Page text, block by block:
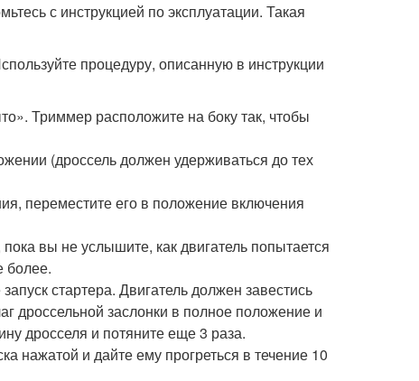
с инструкцией по эксплуатации. Такая
процедуру, описанную в инструкции
Триммер расположите на боку так, чтобы
(дроссель должен удерживаться до тех
переместите его в положение включения
вы не услышите, как двигатель попытается
более.
стартера. Двигатель должен завестись
дроссельной заслонки в полное положение и
дросселя и потяните еще 3 раза.
нажатой и дайте ему прогреться в течение 10